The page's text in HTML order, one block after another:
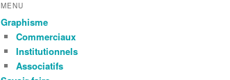
MENU
Graphisme
Commerciaux
Institutionnels
Associatifs